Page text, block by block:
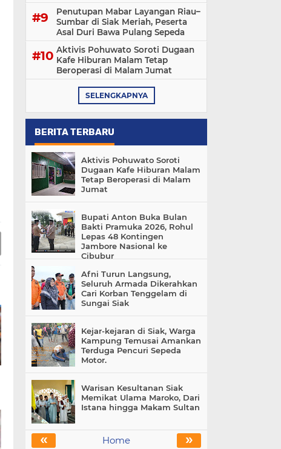
Penutupan Mabar Layangan Riau–
Sumbar di Siak Meriah, Peserta
Asal Duri Bawa Pulang Sepeda
Aktivis Pohuwato Soroti Dugaan
Kafe Hiburan Malam Tetap
Beroperasi di Malam Jumat
SELENGKAPNYA
BERITA TERBARU
Aktivis Pohuwato Soroti
Dugaan Kafe Hiburan Malam
Tetap Beroperasi di Malam
Jumat
Bupati Anton Buka Bulan
Bakti Pramuka 2026, Rohul
Lepas 48 Kontingen
Jambore Nasional ke
Cibubur
Afni Turun Langsung,
Seluruh Armada Dikerahkan
Cari Korban Tenggelam di
Sungai Siak
Kejar-kejaran di Siak, Warga
Kampung Temusai Amankan
Terduga Pencuri Sepeda
Motor.
Warisan Kesultanan Siak
Memikat Ulama Maroko, Dari
Istana hingga Makam Sultan
« »
Home